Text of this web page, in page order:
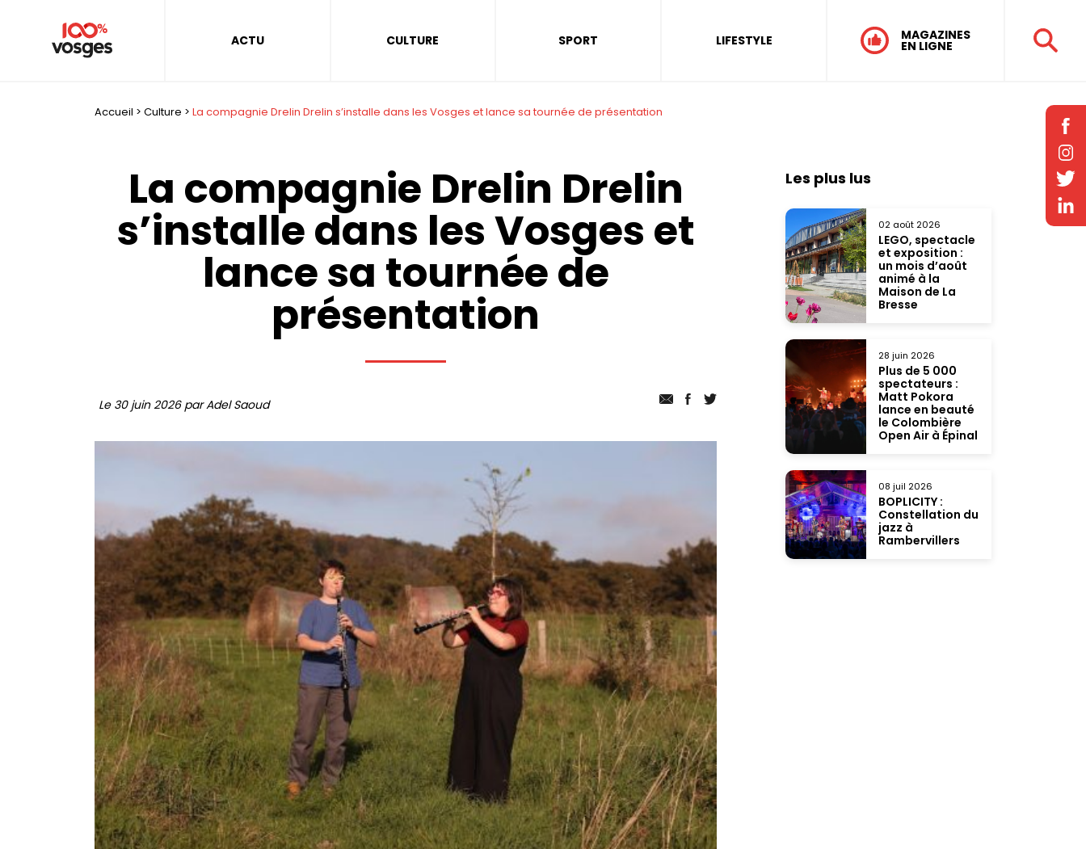
ACTU CULTURE SPORT LIFESTYLE MAGAZINES
EN LIGNE
Accueil > Culture > La compagnie Drelin Drelin s’installe dans les Vosges et lance sa tournée de présentation
La compagnie Drelin Drelin
s’installe dans les Vosges et
lance sa tournée de
présentation
Le 30 juin 2026 par Adel Saoud
Les plus lus
02 août 2026
LEGO, spectacle
et exposition :
un mois d’août
animé à la
Maison de La
Bresse
28 juin 2026
Plus de 5 000
spectateurs :
Matt Pokora
lance en beauté
le Colombière
Open Air à Épinal
08 juil 2026
BOPLICITY :
Constellation du
jazz à
Rambervillers